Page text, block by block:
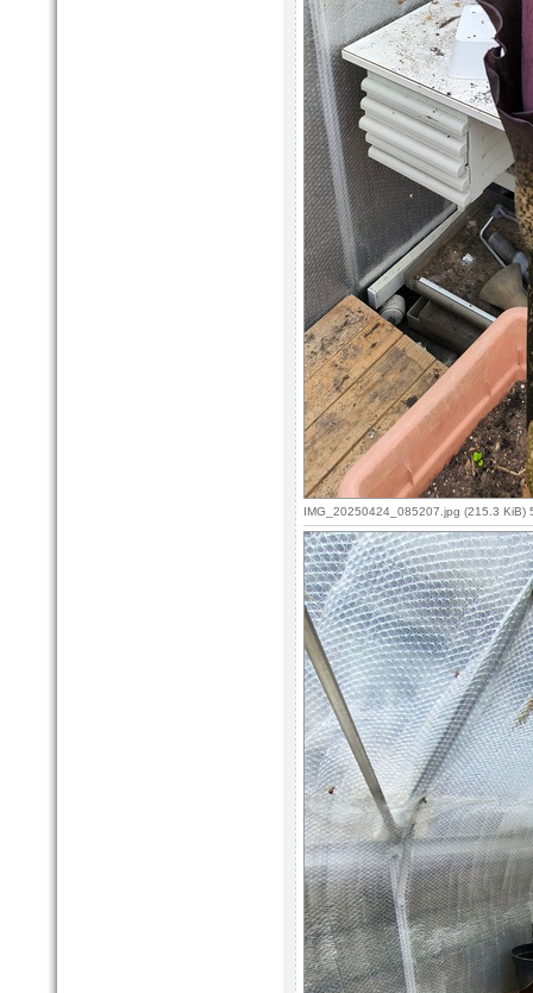
IMG_20250424_085207.jpg (215.3 KiB)